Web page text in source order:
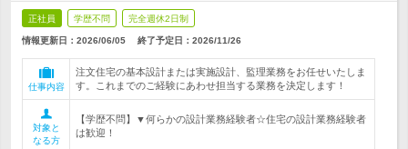
正社員 学歴不問 完全週休2日制
情報更新日：2026/06/05 終了予定日： 2026/11/26
仕事内容
注文住宅の基本設計または実施設計、監理業務をお任せいたしま
す。これまでのご経験にあわせ担当する業務を決定します！
対象と
なる方
【学歴不問】▼何らかの設計業務経験者☆住宅の設計業務経験者
は歓迎！